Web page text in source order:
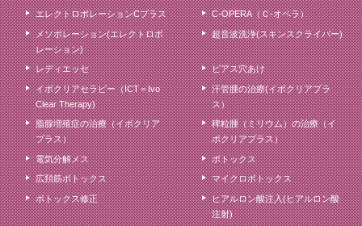
エレクトロポレーションCプラス C-OPERA（Ｃ-オペラ）
メソポレーション(エレクトロポ
レーション)
超音波洗浄(スキンスクライバー)
レディエッセ ピアス穴あけ
イボクリアセラピー（ICT＝Ivo
Clear Therapy)
汗管腫の治療(イボクリアプラ
ス）
脂腺増殖症の治療（イボクリア
プラス）
稗粒腫（ミリウム）の治療（イ
ボクリアプラス）
電気分解メス ボトックス
広頚筋ボトックス マイクロボトックス
ボトックス修正
ヒアルロン酸注入(ヒアルロン酸
注射)